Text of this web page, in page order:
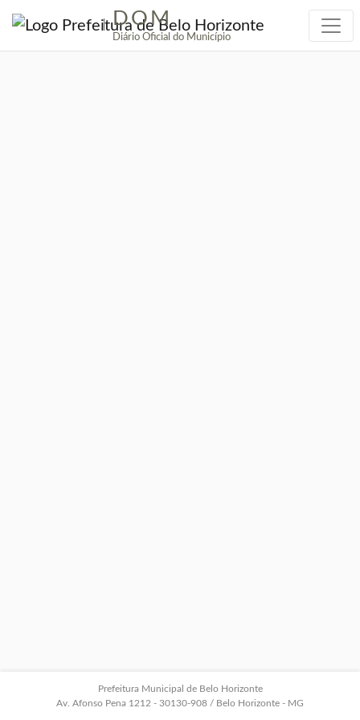
| DOM
Diário Oficial do Município
Prefeitura Municipal de Belo Horizonte
Av. Afonso Pena 1212 - 30130-908 / Belo Horizonte - MG